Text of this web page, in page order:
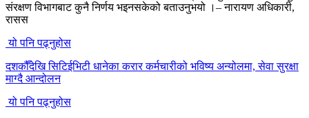
संरक्षण विभागबाट कुनै निर्णय भइनसकेको बताउनुभयो ।– नारायण अधिकारी,
रासस
यो पनि पढ्नुहोस
दशकौँदेखि सिटिईभिटी धानेका करार कर्मचारीको भविष्य अन्योलमा, सेवा सुरक्षा
माग्दै आन्दोलन
यो पनि पढ्नुहोस